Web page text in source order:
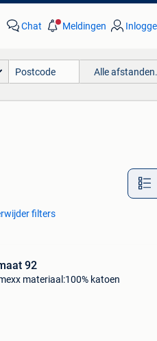
Chat Meldingen
Alle
filters
92
materiaal:100% katoen